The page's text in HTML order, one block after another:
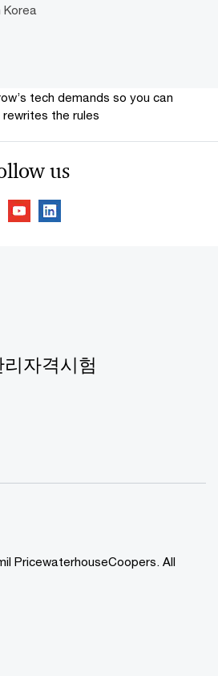
Korea
tech demands so you can
the rules
us
자격시험
PricewaterhouseCoopers. All